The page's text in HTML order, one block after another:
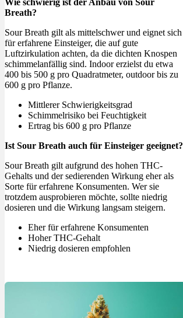
Wie schwierig ist der Anbau von Sour
Breath?
Sour Breath gilt als mittelschwer und eignet sich
für erfahrene Einsteiger, die auf gute
Luftzirkulation achten, da die dichten Knospen
schimmelanfällig sind. Indoor erzielst du etwa
400 bis 500 g pro Quadratmeter, outdoor bis zu
600 g pro Pflanze.
Mittlerer Schwierigkeitsgrad
Schimmelrisiko bei Feuchtigkeit
Ertrag bis 600 g pro Pflanze
Ist Sour Breath auch für Einsteiger geeignet?
Sour Breath gilt aufgrund des hohen THC-
Gehalts und der sedierenden Wirkung eher als
Sorte für erfahrene Konsumenten. Wer sie
trotzdem ausprobieren möchte, sollte niedrig
dosieren und die Wirkung langsam steigern.
Eher für erfahrene Konsumenten
Hoher THC-Gehalt
Niedrig dosieren empfohlen